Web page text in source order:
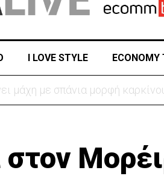
I LOVE STYLE ECONOMY
τραυματίες, οι 7 σοβαρά